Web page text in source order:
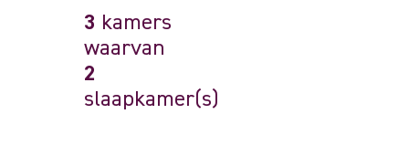
3 kamers
waarvan
2
slaapkamer(s)